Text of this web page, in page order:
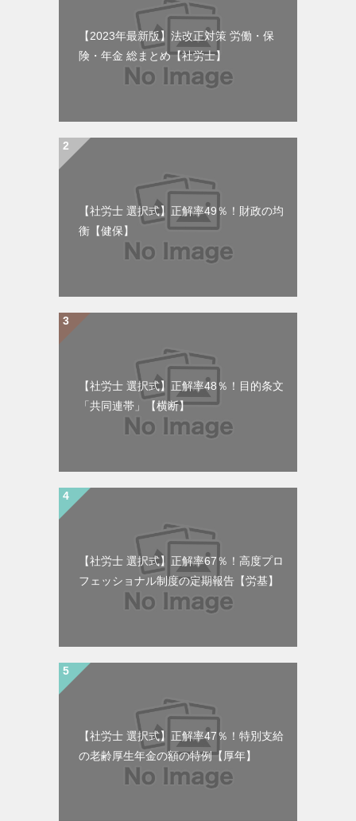
【2023年最新版】法改正対策 労働・保
険・年金 総まとめ【社労士】
【社労士 選択式】正解率49％！財政の均
衡【健保】
【社労士 選択式】正解率48％！目的条文
「共同連帯」【横断】
【社労士 選択式】正解率67％！高度プロ
フェッショナル制度の定期報告【労基】
【社労士 選択式】正解率47％！特別支給
の老齢厚生年金の額の特例【厚年】